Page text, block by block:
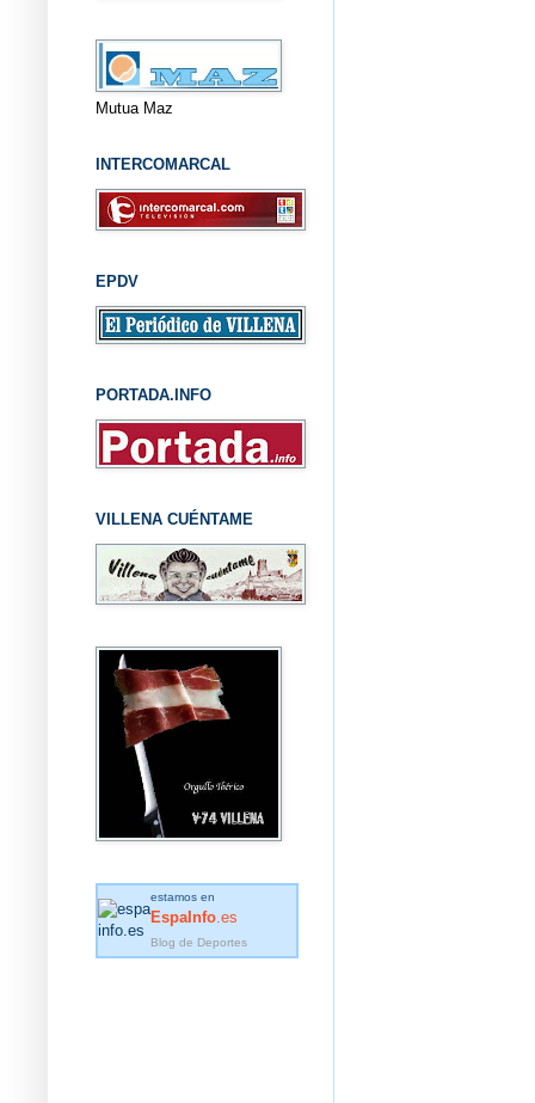
Mutua Maz
INTERCOMARCAL
EPDV
PORTADA.INFO
VILLENA CUÉNTAME
estamos en
EspaInfo .es
Blog de Deportes